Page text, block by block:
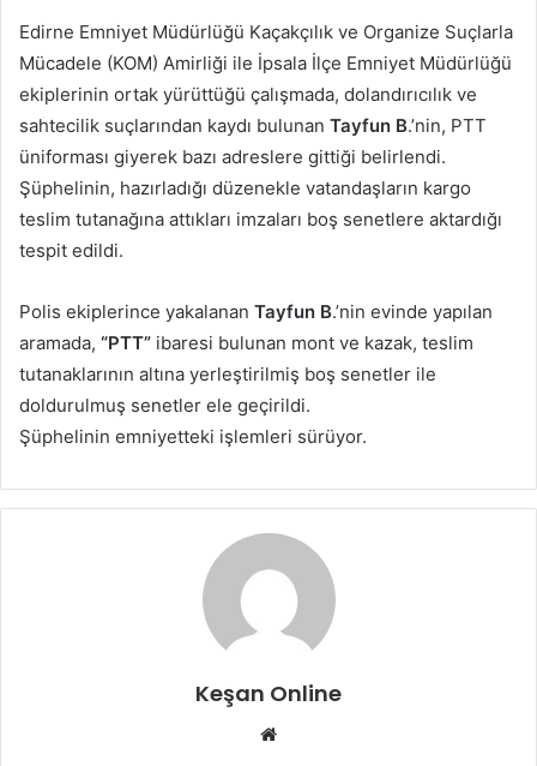
Edirne Emniyet Müdürlüğü Kaçakçılık ve Organize Suçlarla
Mücadele (KOM) Amirliği ile İpsala İlçe Emniyet Müdürlüğü
ekiplerinin ortak yürüttüğü çalışmada, dolandırıcılık ve
sahtecilik suçlarından kaydı bulunan Tayfun B.’nin, PTT
üniforması giyerek bazı adreslere gittiği belirlendi.
Şüphelinin, hazırladığı düzenekle vatandaşların kargo
teslim tutanağına attıkları imzaları boş senetlere aktardığı
tespit edildi.
Polis ekiplerince yakalanan Tayfun B.’nin evinde yapılan
aramada, “PTT” ibaresi bulunan mont ve kazak, teslim
tutanaklarının altına yerleştirilmiş boş senetler ile
doldurulmuş senetler ele geçirildi.
Şüphelinin emniyetteki işlemleri sürüyor.
Keşan Online
Web